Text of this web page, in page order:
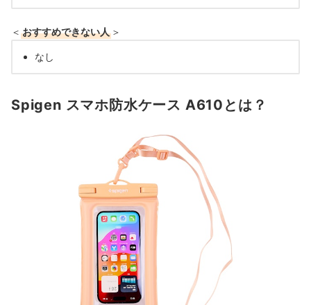
＜ おすすめできない人 ＞
なし
Spigen スマホ防水ケース A610とは？